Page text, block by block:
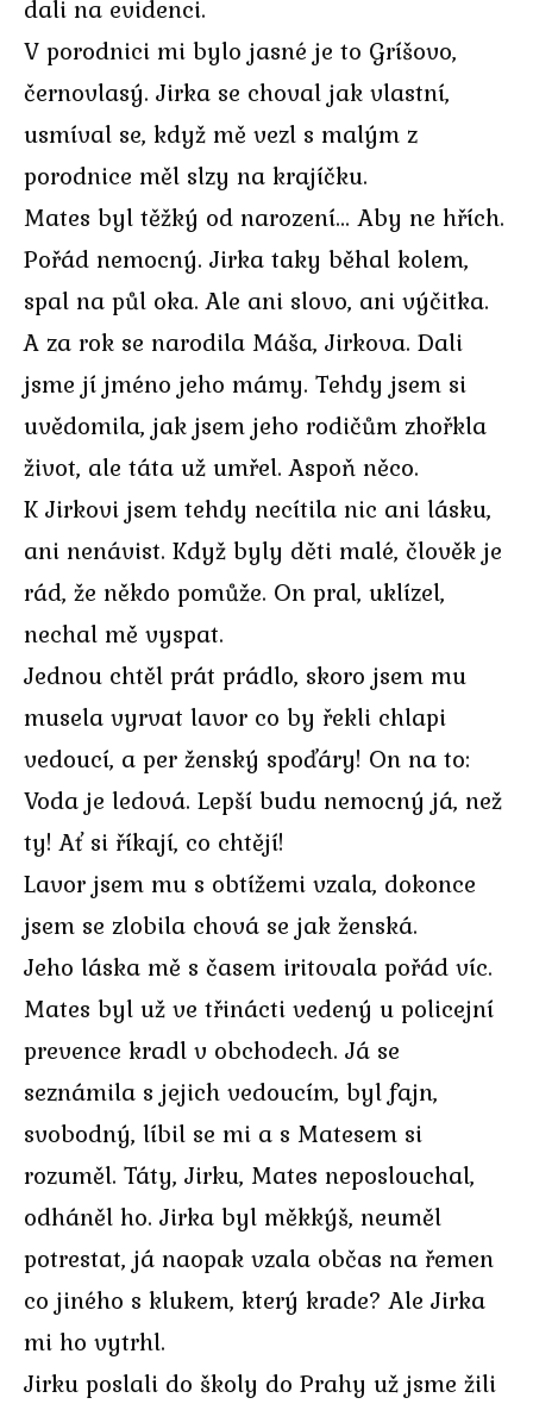
dali na evidenci.
V porodnici mi bylo jasné je to Gríšovo,
černovlasý. Jirka se choval jak vlastní,
usmíval se, když mě vezl s malým z
porodnice měl slzy na krajíčku.
Mates byl těžký od narození… Aby ne hřích.
Pořád nemocný. Jirka taky běhal kolem,
spal na půl oka. Ale ani slovo, ani výčitka.
A za rok se narodila Máša, Jirkova. Dali
jsme jí jméno jeho mámy. Tehdy jsem si
uvědomila, jak jsem jeho rodičům zhořkla
život, ale táta už umřel. Aspoň něco.
K Jirkovi jsem tehdy necítila nic ani lásku,
ani nenávist. Když byly děti malé, člověk je
rád, že někdo pomůže. On pral, uklízel,
nechal mě vyspat.
Jednou chtěl prát prádlo, skoro jsem mu
musela vyrvat lavor co by řekli chlapi
vedoucí, a per ženský spoďáry! On na to:
Voda je ledová. Lepší budu nemocný já, než
ty! Ať si říkají, co chtějí!
Lavor jsem mu s obtížemi vzala, dokonce
jsem se zlobila chová se jak ženská.
Jeho láska mě s časem iritovala pořád víc.
Mates byl už ve třinácti vedený u policejní
prevence kradl v obchodech. Já se
seznámila s jejich vedoucím, byl fajn,
svobodný, líbil se mi a s Matesem si
rozuměl. Táty, Jirku, Mates neposlouchal,
odháněl ho. Jirka byl měkkýš, neuměl
potrestat, já naopak vzala občas na řemen
co jiného s klukem, který krade? Ale Jirka
mi ho vytrhl.
Jirku poslali do školy do Prahy už jsme žili